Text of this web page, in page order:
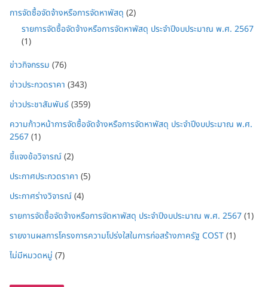
การจัดซื้อจัดจ้างหรือการจัดหาพัสดุ (2)
รายการจัดซื้อจัดจ้างหรือการจัดหาพัสดุ ประจำปีงบประมาณ พ.ศ. 2567
(1)
ข่าวกิจกรรม (76)
ข่าวประกวดราคา (343)
ข่าวประชาสัมพันธ์(359)
ความก้าวหน้าการจัดซื้อจัดจ้างหรือการจัดหาพัสดุ ประจำปีงบประมาณ พ.ศ.
2567(1)
ชี้แจงข้อวิจารณ์(2)
ประกาศประกวดราคา (5)
ประกาศร่างวิจารณ์(4)
รายการจัดซื้อจัดจ้างหรือการจัดหาพัสดุ ประจำปีงบประมาณ พ.ศ. 2567(1)
รายงานผลการโครงการความโปร่งใสในการก่อสร้างภาครัฐ COST(1)
ไม่มีหมวดหมู่ (7)